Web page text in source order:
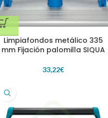
Limpiafondos metálico 335
mm Fijación palomilla SIQUA
33,22€